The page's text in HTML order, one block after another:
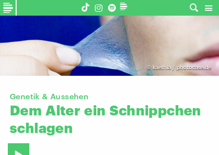
©kaethia / photocase.de
Genetik & Aussehen
Dem Alter ein Schnippchen
schlagen